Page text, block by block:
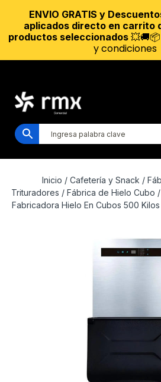
Inicio / Cafetería y Snack /
Trituradores / Fábrica de Hielo Cubo
Fabricadora Hielo En Cubos 500
ENVIO GRATIS y
aplicados directo en carrito
productos seleccionados
y condiciones